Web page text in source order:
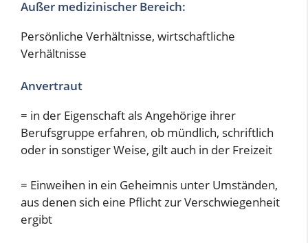
Außer medizinischer Bereich:
Persönliche Verhältnisse, wirtschaftliche
Verhältnisse
Anvertraut
= in der Eigenschaft als Angehörige ihrer
Berufsgruppe erfahren, ob mündlich, schriftlich
oder in sonstiger Weise, gilt auch in der Freizeit
= Einweihen in ein Geheimnis unter Umständen,
aus denen sich eine Pflicht zur Verschwiegenheit
ergibt